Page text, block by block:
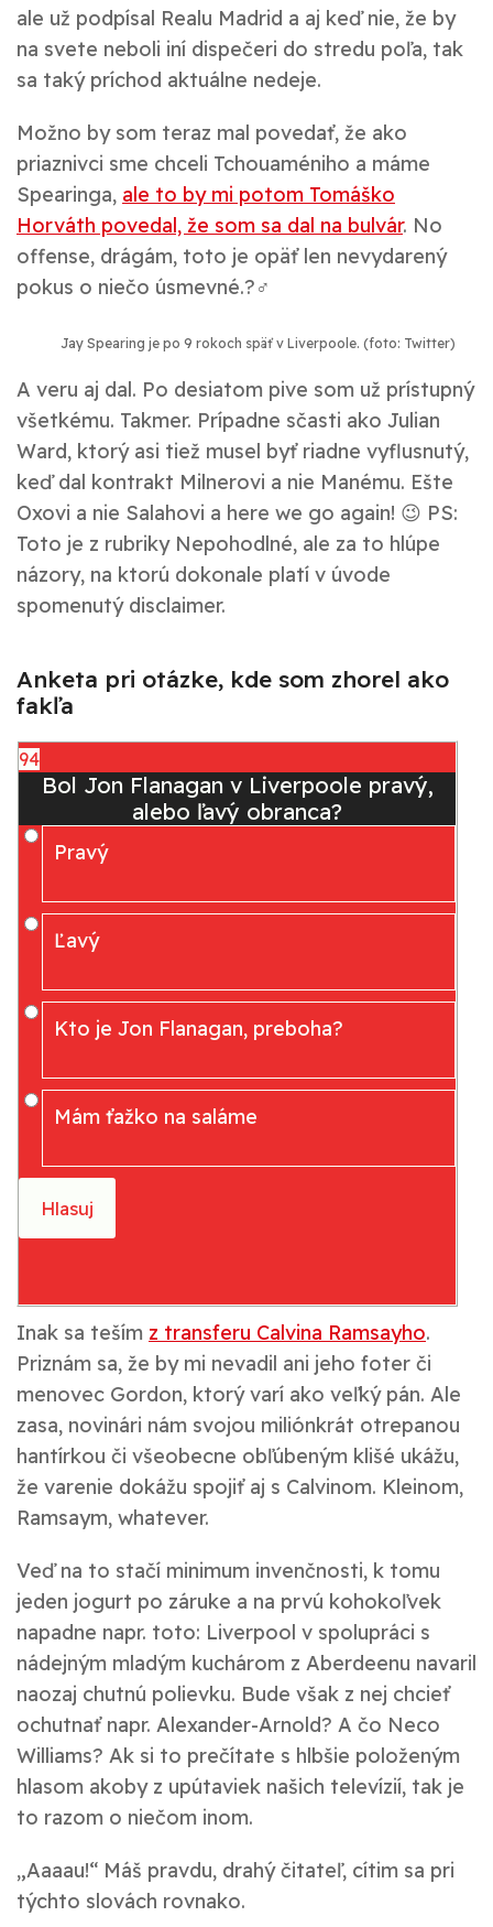
ale už podpísal Realu Madrid a aj keď nie, že by
na svete neboli iní dispečeri do stredu poľa, tak
sa taký príchod aktuálne nedeje.
Možno by som teraz mal povedať, že ako
priaznivci sme chceli Tchouaméniho a máme
Spearinga, ale to by mi potom Tomáško
Horváth povedal, že som sa dal na bulvár. No
offense, drágám, toto je opäť len nevydarený
pokus o niečo úsmevné.?‍♂️
Jay Spearing je po 9 rokoch späť v Liverpoole. (foto: Twitter)
A veru aj dal. Po desiatom pive som už prístupný
všetkému. Takmer. Prípadne sčasti ako Julian
Ward, ktorý asi tiež musel byť riadne vyflusnutý,
keď dal kontrakt Milnerovi a nie Manému. Ešte
Oxovi a nie Salahovi a here we go again! 😉 PS:
Toto je z rubriky Nepohodlné, ale za to hlúpe
názory, na ktorú dokonale platí v úvode
spomenutý disclaimer.
Anketa pri otázke, kde som zhorel ako
fakľa
94
Bol Jon Flanagan v Liverpoole pravý,
alebo ľavý obranca?
Pravý
Ľavý
Kto je Jon Flanagan, preboha?
Mám ťažko na saláme
Inak sa teším z transferu Calvina Ramsayho.
Priznám sa, že by mi nevadil ani jeho foter či
menovec Gordon, ktorý varí ako veľký pán. Ale
zasa, novinári nám svojou miliónkrát otrepanou
hantírkou či všeobecne obľúbeným klišé ukážu,
že varenie dokážu spojiť aj s Calvinom. Kleinom,
Ramsaym, whatever.
Veď na to stačí minimum invenčnosti, k tomu
jeden jogurt po záruke a na prvú kohokoľvek
napadne napr. toto: Liverpool v spolupráci s
nádejným mladým kuchárom z Aberdeenu navaril
naozaj chutnú polievku. Bude však z nej chcieť
ochutnať napr. Alexander-Arnold? A čo Neco
Williams? Ak si to prečítate s hlbšie položeným
hlasom akoby z upútaviek našich televízií, tak je
to razom o niečom inom.
„Aaaau!“ Máš pravdu, drahý čitateľ, cítim sa pri
týchto slovách rovnako.